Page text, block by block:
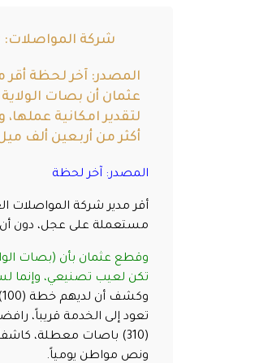
شركة
المصدر: آخر لحظة أقر
عثمان أن بصات
لتقدير امكانية
أكثر من أربعين ألف
المصدر: آخر لحظة
أقر مدير شركة المواصلات
مستعملة على عجل، دون أن
وقطع عثمان بأن (بصات
تكن لعيب تصنيعي، وإنما
ونص مواطن يومياً.